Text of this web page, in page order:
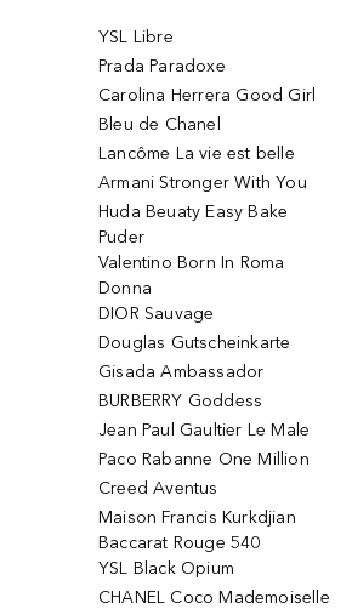
YSL Libre
Prada Paradoxe
Carolina Herrera Good Girl
Bleu de Chanel
Lancôme La vie est belle
Armani Stronger With You
Huda Beuaty Easy Bake
Puder
Valentino Born In Roma
Donna
DIOR Sauvage
Douglas Gutscheinkarte
Gisada Ambassador
BURBERRY Goddess
Jean Paul Gaultier Le Male
Paco Rabanne One Million
Creed Aventus
Maison Francis Kurkdjian
Baccarat Rouge 540
YSL Black Opium
CHANEL Coco Mademoiselle